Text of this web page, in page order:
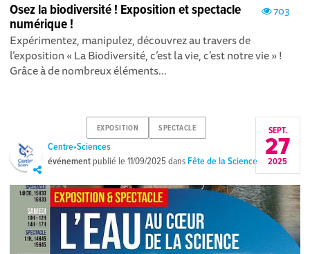
703
Osez la biodiversité ! Exposition et spectacle
numérique !
Expérimentez, manipulez, découvrez au travers de
l’exposition « La Biodiversité, c’est la vie, c’est notre vie » !
Grâce à de nombreux éléments...
EXPOSITION SPECTACLE
Centre•Sciences
événement publié le11/09/2025dansFête de la Science
SEPT.
27
2025